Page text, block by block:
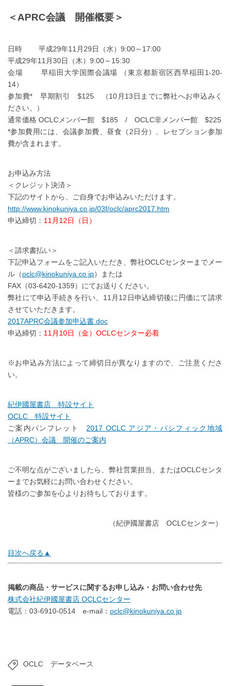
＜APRC会議 開催概要＞
日時 平成29年11月29日（水）9:00～17:00
平成29年11月30日（木）9:00～15:30
会場 早稲田大学国際会議場 （東京都新宿区西早稲田1-20-
14）
参加費* 早期割引 $125 （10月13日までに弊社へお申込みく
ださい。）
通常価格 OCLCメンバー館 $185 / OCLC非メンバー館 $225
*参加費用には、会議参加費、昼食（2日分）、レセプション参加
費が含まれます。
お申込み方法
＜クレジット決済＞
下記のサイトから、ご自身でお申込みいただけます。
http://www.kinokuniya.co.jp/03f/oclc/aprc2017.htm
申込締切： 11月12日（日）
＜請求書払い＞
下記申込フォームをご記入いただき、弊社OCLCセンターまでメー
ル（oclc@kinokuniya.co.jp）または
FAX（03-6420-1359）にてお送りください。
弊社にて申込手続きを行い、11月12日申込締切後に円価にて請求
させていただきます。
2017APRC会議参加申込書.doc
申込締切： 11月10日（金）OCLCセンター必着
※お申込み方法によって締切日が異なりますので、ご注意くださ
い。
紀伊國屋書店 特設サイト
OCLC 特設サイト
ご案内パンフレット 2017 OCLC アジア・パシフィック地域
（APRC）会議 開催のご案内
ご不明な点がございましたら、弊社営業担当、またはOCLCセンタ
ーまでお気軽にお問い合わせください。
皆様のご参加を心よりお待ちしております。
（紀伊國屋書店 OCLCセンター）
目次へ戻る▲
掲載の商品・サービスに関するお申し込み・お問い合わせ先
株式会社紀伊國屋書店 OCLCセンター
電話：03-6910-0514 e-mail： oclc@kinokuniya.co.jp
OCLC データベース